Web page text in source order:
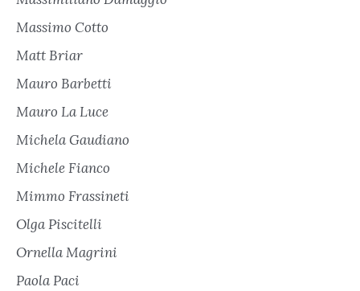
Massimo Cotto
Matt Briar
Mauro Barbetti
Mauro La Luce
Michela Gaudiano
Michele Fianco
Mimmo Frassineti
Olga Piscitelli
Ornella Magrini
Paola Paci